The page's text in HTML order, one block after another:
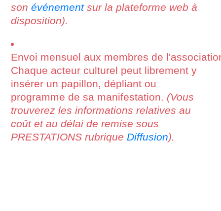
sonévénementsur la plateforme web à
disposition).
Envoi mensuel aux membres de
Chaque acteur culturel peut librement y
insérer un papillon, dépliant ou
programme de sa manifestation. (Vous
trouverez les informations relatives au
coût et au délai de remise sous
PRESTATIONS rubrique Diffusion).